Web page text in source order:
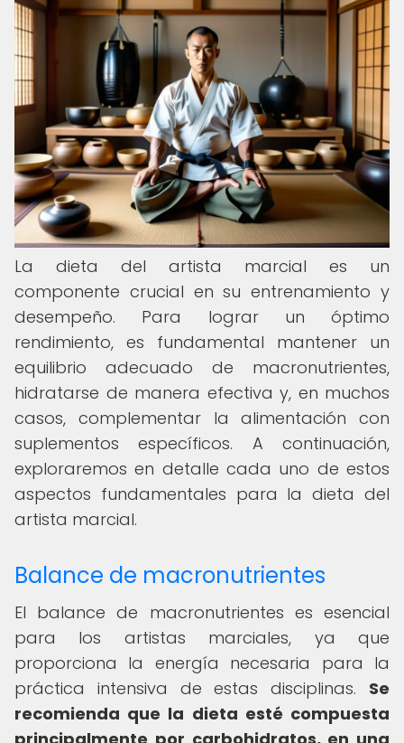
La dieta del artista marcial es un
componente crucial en su entrenamiento y
desempeño. Para lograr un óptimo
rendimiento, es fundamental mantener un
equilibrio adecuado de macronutrientes,
hidratarse de manera efectiva y, en muchos
casos, complementar la alimentación con
suplementos específicos. A continuación,
exploraremos en detalle cada uno de estos
aspectos fundamentales para la dieta del
artista marcial.
Balance de macronutrientes
El balance de macronutrientes es esencial
para los artistas marciales, ya que
proporciona la energía necesaria para la
práctica intensiva de estas disciplinas. Se
recomienda que la dieta esté compuesta